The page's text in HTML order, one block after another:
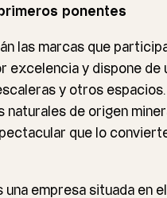
ponentes
las marcas que
excelencia y dispone
y otros
naturales de origen
que lo
una empresa situada en